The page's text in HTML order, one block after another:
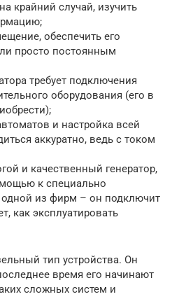
крайний случай, изучить
обеспечить его
просто постоянным
требует подключения
оборудования (его в
и настройка всей
аккуратно, ведь с током
и качественный генератор,
к специально
одной из фирм – он подключит
как эксплуатировать
тип устройства. Он
время его начинают
сложных систем и